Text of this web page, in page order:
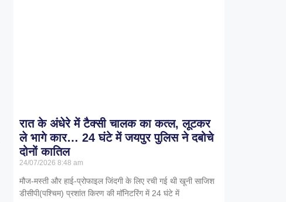
रात के अंधेरे में टैक्सी चालक का कत्ल, लूटकर
ले भागे कार… 24 घंटे में जयपुर पुलिस ने दबोचे
दोनों कातिल
24/07/20268:48 am
मौज-मस्ती और हाई-प्रोफाइल जिंदगी के लिए रची गई थी खूनी साजिश
डीसीपी(पश्चिम) प्रशांत किरण की मॉनिटरिंग में 24 घंटे में